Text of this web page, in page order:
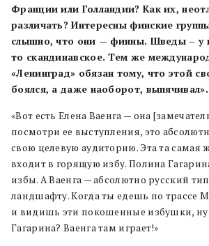
Франции или Голландии? Как их,
различать? Интересны финские
слышно, что они — финны. Шведы – у
то скандинавское. Тем же
«Ленинград» обязан тому, что этой
боялся, а даже наоборот, выпячивал».
«Вот есть Елена Ваенга — она
посмотри ее выступления, это
свою целевую аудиторию. Эта та самая
входит в горящую избу. Полина
избы. А Ваенга — абсолютно русский
ландшафту. Когда ты едешь по трассе
и видишь эти покошенные избушки, ну
Гагарина? Ваенга там играет!»